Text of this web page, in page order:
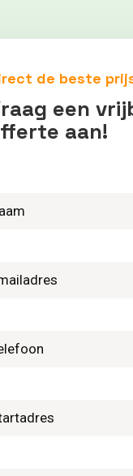
de beste
een
aan!